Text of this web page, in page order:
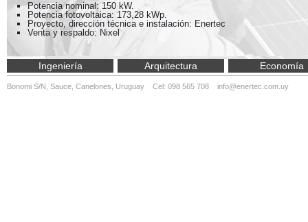
Potencia nominal: 150 kW.
Potencia fotovoltaica: 173,28 kWp.
Proyecto, dirección técnica e instalación: Enertec
Venta y respaldo: Nixel
Ingeniería Arquitectura Economía
Bonomi S/N, Sauce, Canelones, Uruguay Cel: 098 565 708 info@enertec.com.uy